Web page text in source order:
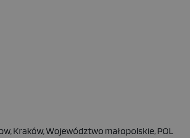
Kraków, Województwo małopolskie, POL